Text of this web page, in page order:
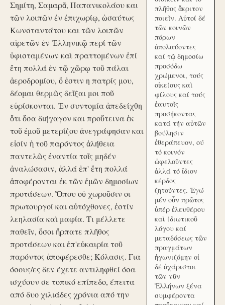
Σημίτη, Σαμαρᾶ, Παπανικολάου και
τῶν λοιπῶν ἐν ἐπιχωρίῳ, ὡσαύτως
Κωνσταντάτου και τῶν λοιπῶν
αἱρετῶν ἐν Ἑλληνικῷ περί τῶν
ὑφισταμένων καὶ πραττομένων ἐπί
ἔτη πολλά ἐν τῷ χῶρῳ τοῦ πάλαι
ἀεροδρομίου, ὅ ἐστιν η πατρίς μου,
δέομαι θερμῶς δεῖξαι μοι ποῦ
εὑρίσκονται. Ἐν συντομία ἀπεδείχθη
ὅτι ὅσα διήγαγον και προὔτεινα ἐκ
τοῦ ἐμοῦ μετερίζου ἀνεγράφησαν και
εἰσίν ἡ τοῦ παρόντος ἀλήθεια
παντελῶς ἐναντία τοῖς μηδέν
ἀναλώσασιν, ἀλλά ἐπ' ἔτη πολλά
ἀποφέρονται ἐκ τῶν ἐμῶν δημοσίων
προτάσεων. Ὅπου οὐ χωροῦσιν οι
πρωτουργοί και αὐτόχθονες, ἐστίν
λεηλασία καὶ μαφία. Τι μέλλετε
παθεῖν, ὅσοι ἥρπατε πλῆθος
προτάσεων και ἐπ'εὐκαιρία τοῦ
παρόντος ἀποφέρεσθε; Κόλασις. Για
όσους/ες δεν έχετε αντιληφθεί όσα
ισχύουν σε τοπικό επίπεδο, έπειτα
από δυο χιλιάδες χρόνια από την
πλῆθος ἄκριτον
ποιεῖν. Αὐτοί δέ
τῶν κοινῶν
πόρων
ἀπολαύοντες
καί τῷ δημοσίω
προσόδω
χρώμενοι, τούς
οἰκείους καὶ
φίλους καί τούς
ἑαυτοῖς
προσήκοντας
κατά τήν αὑτῶν
βούλησιν
ἐθεράπευον, ού
τό κοινόν
ὠφελοῦντες
ἀλλά τό ἴδιον
κέρδος
ζητοῦντες. Ἐγώ
μέν οὖν πρῶτος
ὑπέρ ἐλευθέρου
καὶ ίδιωτικοῦ
λόγου καί
μεταδόσεως τῶν
πραγμάτων
ἠγωνιζόμην οἱ
δέ ἀχάριστοι
τῶν νῦν
Ἑλλήνων ξένα
συμφέροντα